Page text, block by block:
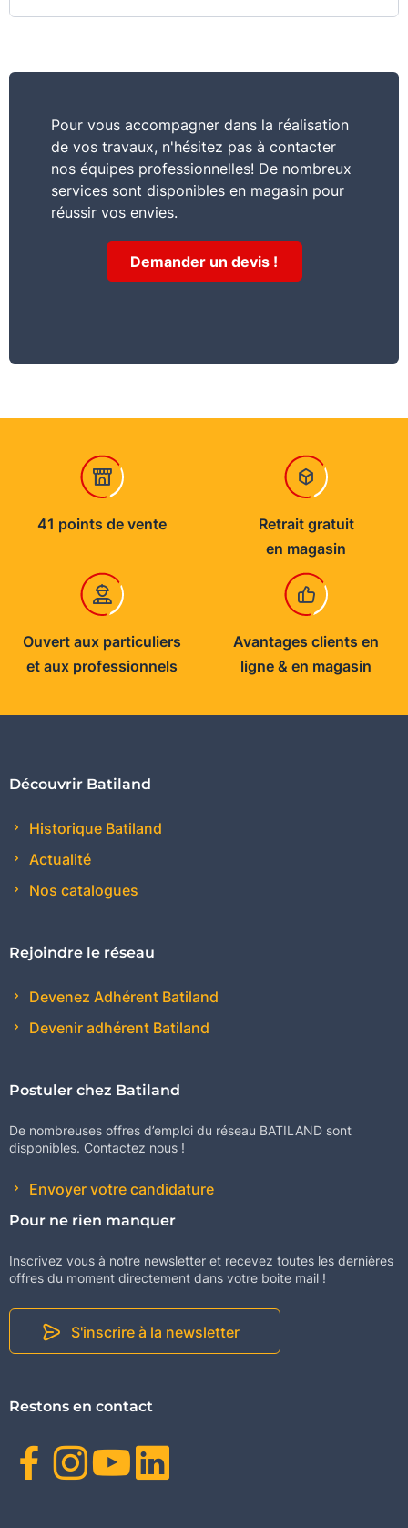
Pour vous accompagner dans la réalisation
de vos travaux, n'hésitez pas à contacter
nos équipes professionnelles! De nombreux
services sont disponibles en magasin pour
réussir vos envies.
Demander un devis !
41 points de vente
Retrait gratuit
en magasin
Ouvert aux particuliers
et aux professionnels
Avantages clients en
ligne & en magasin
Découvrir Batiland
Historique Batiland
Actualité
Nos catalogues
Rejoindre le réseau
Devenez Adhérent Batiland
Devenir adhérent Batiland
Postuler chez Batiland
De nombreuses offres d’emploi du réseau BATILAND sont
disponibles. Contactez nous !
Envoyer votre candidature
Pour ne rien manquer
Inscrivez vous à notre newsletter et recevez toutes les dernières
offres du moment directement dans votre boite mail !
S'inscrire à la newsletter
Restons en contact
Facebook
Instagram
Youtube